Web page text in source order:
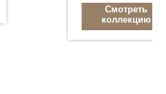
Смотреть
коллекцию